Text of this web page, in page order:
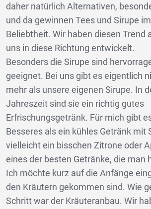
daher natürlich Alternativen,
und da gewinnen Tees und Sirupe
Beliebtheit. Wir haben diesen Trend
uns in diese Richtung entwickelt.
Besonders die Sirupe sind
geeignet. Bei uns gibt es eigentlich
mehr als unsere eigenen Sirupe. In
Jahreszeit sind sie ein richtig gutes
Erfrischungsgetränk. Für mich gibt
Besseres als ein kühles Getränk mit
vielleicht ein bisschen Zitrone oder
eines der besten Getränke, die man
Ich möchte kurz auf die Anfänge
den Kräutern gekommen sind. Wie
Schritt war der Kräuteranbau. Wir